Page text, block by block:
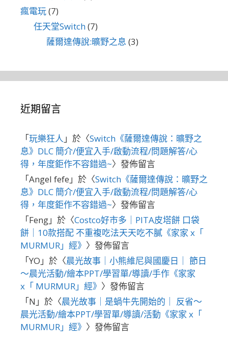
瘋電玩(7)
任天堂Switch(7)
薩爾達傳說:曠野之息 (3)
近期留言
「玩樂狂人 」於〈Switch《薩爾達傳說：曠野之
息》DLC 簡介/便宜入手/啟動流程/問題解答/心
得，年度鉅作不容錯過~〉發佈留言
「Angel fefe 」於〈Switch《薩爾達傳說：曠野之
息》DLC 簡介/便宜入手/啟動流程/問題解答/心
得，年度鉅作不容錯過~〉發佈留言
「Feng」於〈Costco好市多｜PITA皮塔餅 口袋
餅｜10款搭配 不重複吃法天天吃不膩《家家 x「
MURMUR」經》 〉發佈留言
「YO 」於〈晨光故事｜小熊維尼與國慶日｜ 節日
～晨光活動/繪本PPT/學習單/導讀/手作《家家
x「 MURMUR」經》 〉發佈留言
「N 」於〈晨光故事｜是蝸牛先開始的｜ 反省～
晨光活動/繪本PPT/學習單/導讀/活動《家家 x「
MURMUR」經》 〉發佈留言